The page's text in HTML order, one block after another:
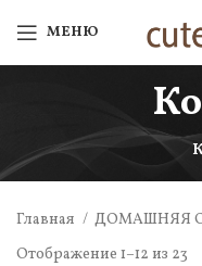
МЕНЮ
Главная ДОМАШНЯЯ
Отображение 1–12 из 23